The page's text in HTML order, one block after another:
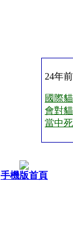
24年
國際
會對
當中
手機版首頁